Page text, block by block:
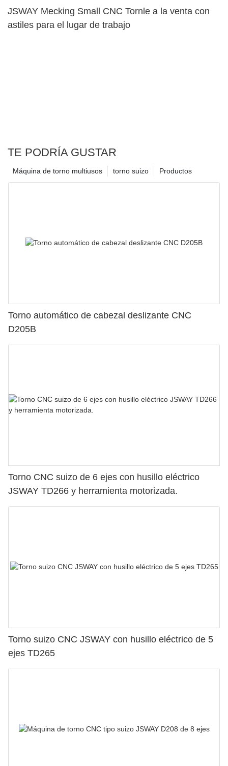
JSWAY Mecking Small CNC Tornle a la venta con
astiles para el lugar de trabajo
TE PODRÍA GUSTAR
Productos
torno suizo
Máquina de torno multiusos
Torno automático de cabezal deslizante CNC
D205B
Torno CNC suizo de 6 ejes con husillo eléctrico
JSWAY TD266 y herramienta motorizada.
Torno suizo CNC JSWAY con husillo eléctrico de 5
ejes TD265